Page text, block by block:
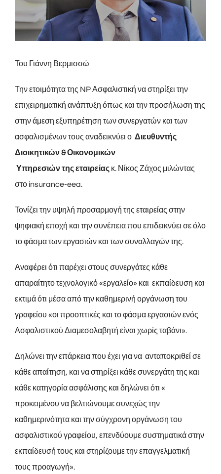
Του Γιάννη Βερμισσώ
Την ετοιμότητα της NP Ασφαλιστική να στηρίξει την
επιχειρηματική ανάπτυξη όπως και την προσήλωση της
στην άμεση εξυπηρέτηση των συνεργατών και των
ασφαλισμένων τους αναδεικνύει ο Διευθυντής
Διοικητικών & Οικονομικών
Υπηρεσιών της εταιρείας κ. Νίκος Ζάχος μιλώντας
στο insurance-eea.
Τονίζει την υψηλή προσαρμογή της εταιρείας στην
ψηφιακή εποχή και την συνέπεια που επιδεικνύει σε όλο
το φάσμα των εργασιών και των συναλλαγών της.
Αναφέρει ότι παρέχει στους συνεργάτες κάθε
απαραίτητο τεχνολογικό «εργαλείο» και εκπαίδευση και
εκτιμά ότι μέσα από την καθημερινή οργάνωση του
γραφείου «οι προοπτικές και το φάσμα εργασιών ενός
Ασφαλιστικού Διαμεσολαβητή είναι χωρίς ταβάνι».
Δηλώνει την επάρκεια που έχει για να ανταποκριθεί σε
κάθε απαίτηση, και να στηρίξει κάθε συνεργάτη της και
κάθε κατηγορία ασφάλισης και δηλώνει ότι «
προκειμένου να βελτιώνουμε συνεχώς την
καθημερινότητα και την σύγχρονη οργάνωση του
ασφαλιστικού γραφείου, επενδύουμε συστηματικά στην
εκπαίδευσή τους και στηρίζουμε την επαγγελματική
τους προαγωγή».